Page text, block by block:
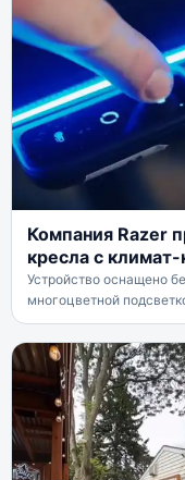
Компания Razer
кресла с
Устройство оснащено
многоцветной